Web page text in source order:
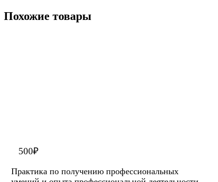
Похожие товары
500₽
Практика по получению профессиональных